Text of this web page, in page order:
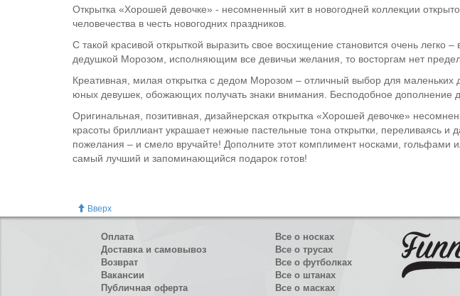
Открытка «Хорошей девочке» - несомненный хит в новогодней коллекции
человечества в честь новогодних праздников.
С такой красивой открыткой выразить свое восхищение становится очень
дедушкой Морозом, исполняющим все девичьи желания, то восторгам нет
Креативная, милая открытка с дедом Морозом – отличный выбор для
юных девушек, обожающих получать знаки внимания. Бесподобное дополнение
Оригинальная, позитивная, дизайнерская открытка «Хорошей девочке»
красоты бриллиант украшает нежные пастельные тона открытки, переливаясь и
пожелания – и смело вручайте! Дополните этот комплимент носками, гольфами
самый лучший и запоминающийся подарок готов!
Вверх
Оплата
Доставка и самовывоз
Возврат
Вакансии
Публичная оферта
Все о носках
Все о трусах
Все о футболках
Все о штанах
Все о масках